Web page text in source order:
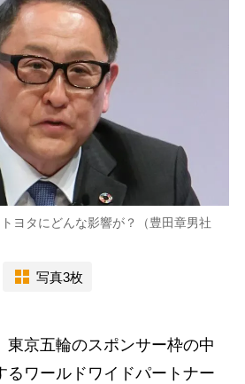
ヨタにどんな影響が？（豊田章男社
写真3枚
京五輪のスポンサー枠の中
るワールドワイドパートナー